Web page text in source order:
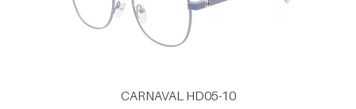
CARNAVAL HD05-10